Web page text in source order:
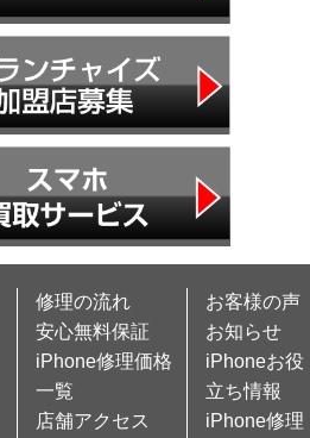
修理の流れ
安心無料保証
iPhone修理価格
一覧
店舗アクセス
お客様の声
お知らせ
iPhoneお役
立ち情報
iPhone修理